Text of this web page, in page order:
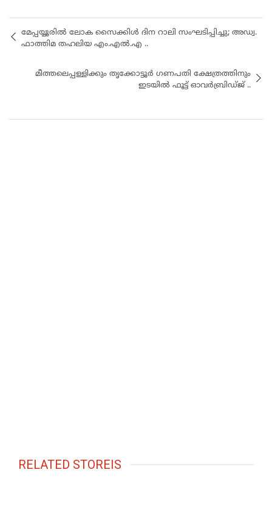
മേപ്പയ്യൂരിൽ ലോക സൈക്കിൾ ദിന റാലി സംഘടിപ്പിച്ചു; അഡ്വ.
ഫാത്തിമ തഹലിയ എം.എൽ.എ ..
മീത്തലെപ്പള്ളിക്കും തൃക്കോട്ടൂർ ഗണപതി ക്ഷേത്രത്തിനും
ഇടയിൽ ഫൂട്ട് ഓവർബ്രിഡ്ജ് ..
RELATED STOREIS